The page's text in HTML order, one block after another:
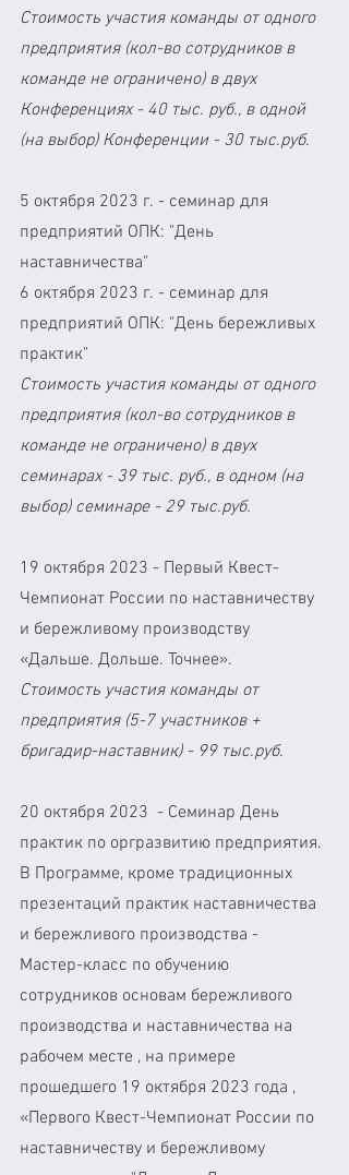
Стоимость участия команды от одного
предприятия (кол-во сотрудников в
команде не ограничено) в двух
Конференциях - 40 тыс. руб., в одной
(на выбор) Конференции - 30 тыс.руб.
5 октября 2023 г. - семинар для
предприятий ОПК: "День
наставничества"
6 октября 2023 г. - семинар для
предприятий ОПК: "День бережливых
практик"
Стоимость участия команды от одного
предприятия (кол-во сотрудников в
команде не ограничено) в двух
семинарах - 39 тыс. руб., в одном (на
выбор) семинаре - 29 тыс.руб.
19 октября 2023 - Первый Квест-
Чемпионат России по наставничеству
и бережливому производству
«Дальше. Дольше. Точнее».
Стоимость участия команды от
предприятия (5-7 участников +
бригадир-наставник) - 99 тыс.руб.
20 октября 2023  - Семинар День
практик по оргразвитию предприятия.
В Программе, кроме традиционных
презентаций практик наставничества
и бережливого производства -
Мастер-класс по обучению
сотрудников основам бережливого
производства и наставничества на
рабочем месте , на примере
прошедшего 19 октября 2023 года ,
«Первого Квест-Чемпионат России по
наставничеству и бережливому